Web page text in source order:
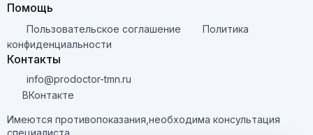
Помощь
Пользовательское соглашение
Политика
конфиденциальности
Контакты
info@prodoctor-tmn.ru
ВКонтакте
Имеются противопоказания,необходима консультация
специалиста